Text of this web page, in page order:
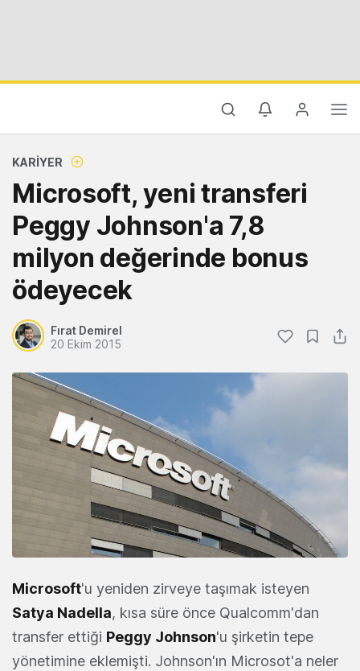
KARIYER
Microsoft, yeni transferi
Peggy Johnson'a 7,8
milyon değerinde bonus
ödeyecek
Fırat Demirel
20 Ekim 2015
Microsoft'u yeniden zirveye taşımak isteyen
Satya Nadella, kısa süre önce Qualcomm'dan
transfer ettiği Peggy Johnson'u şirketin tepe
yönetimine eklemişti. Johnson'ın Microsot'a neler